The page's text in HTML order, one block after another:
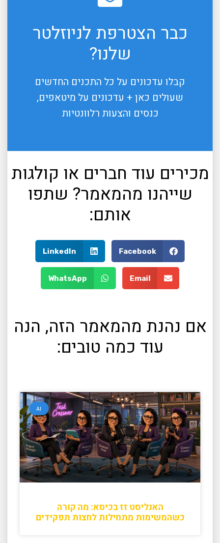
כבר הצטרפת לניוזלטר
שלנו?
קבלו עדכונים על כל התכנים החדשים
שעולים כאן + עדכונים על מיטאפים,
כנסים והצעות רלוונטיות
מכירים עוד חברים או קולגות
שייהנו מהמאמר? שתפו
אותם:
Facebook
LinkedIn
Email
WhatsApp
אם נהנת מהמאמר הזה, הנה
עוד כמה טובים:
AI
האנליסט זז בכיסא: מה קורה
כשהמשימות מתחילות לחצות תפקידים